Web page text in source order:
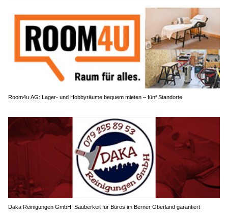
Room4u AG: Lager- und Hobbyräume bequem mieten – fünf Standorte
Daka Reinigungen GmbH: Sauberkeit für Büros im Berner Oberland garantiert